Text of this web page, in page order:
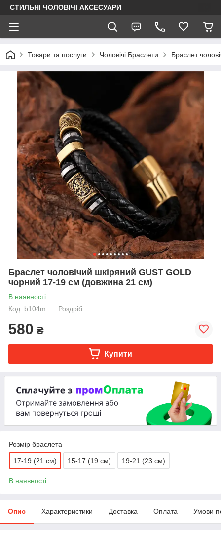
СТИЛЬНІ ЧОЛОВІЧІ АКСЕСУАРИ
Товари та послуги Чоловічі Браслети Браслет
Браслет чоловічий шкіряний GUST GOLD
чорний 17-19 см (довжина 21 см)
В наявності
Код: b104m
Роздріб
580 ₴
Купити
Розмір браслета
17-19 (21 см) 15-17 (19 см) 19-21 (23 см)
В наявності
Опис Характеристики Доставка Оплата Умови